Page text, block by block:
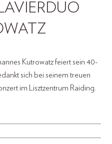
Kutrowatz feiert sein 40-
sich bei seinem treuen
im Lisztzentrum Raiding.